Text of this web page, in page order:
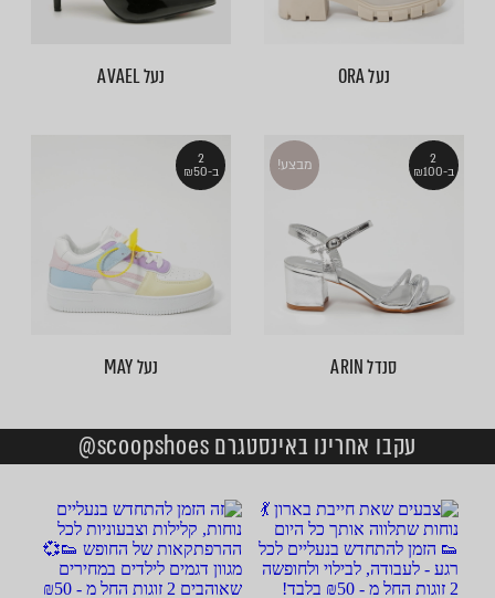
נעל ORA נעל AVAEL
2
ב-₪100
מבצע!
סנדל ARIN
2
ב-₪50
נעל MAY
עקבו אחרינו באינסטגרם scoopshoes@